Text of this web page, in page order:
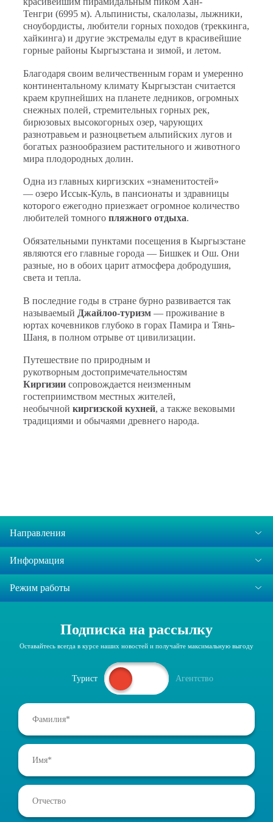
Тенгри (6995 м). Альпинисты, скалолазы, лыжники,
сноубордисты, любители горных походов (треккинга,
хайкинга) и другие экстремалы едут в красивейшие
горные районы Кыргызстана и зимой, и летом.
Благодаря своим величественным горам и умеренно
континентальному климату Кыргызстан считается
краем крупнейших на планете ледников, огромных
снежных полей, стремительных горных рек,
бирюзовых высокогорных озер, чарующих
разнотравьем и разноцветьем альпийских лугов и
богатых разнообразием растительного и животного
мира плодородных долин.
Одна из главных киргизских «знаменитостей»
— озеро Иссык-Куль, в пансионаты и здравницы
которого ежегодно приезжает огромное количество
любителей томного пляжного отдыха.
Обязательными пунктами посещения в Кыргызстане
являются его главные города — Бишкек и Ош. Они
разные, но в обоих царит атмосфера добродушия,
света и тепла.
В последние годы в стране бурно развивается так
называемый Джайлоо-туризм — проживание в
юртах кочевников глубоко в горах Памира и Тянь-
Шаня, в полном отрыве от цивилизации.
Путешествие по природным и
рукотворным достопримечательностям
Киргизии сопровождается неизменным
гостеприимством местных жителей,
необычной киргизской кухней, а также вековыми
традициями и обычаями древнего народа.
Направления
Информация
Режим работы
Подписка на рассылку
Оставайтесь всегда в курсе наших новостей и получайте максимальную выгоду
Турист Агентство